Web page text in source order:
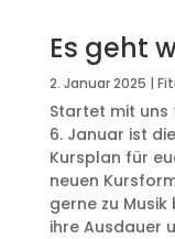
Es geht
2. Januar 2025 |
Startet mit uns
6. Januar ist
Kursplan für
neuen
gerne zu
ihre Ausdauer